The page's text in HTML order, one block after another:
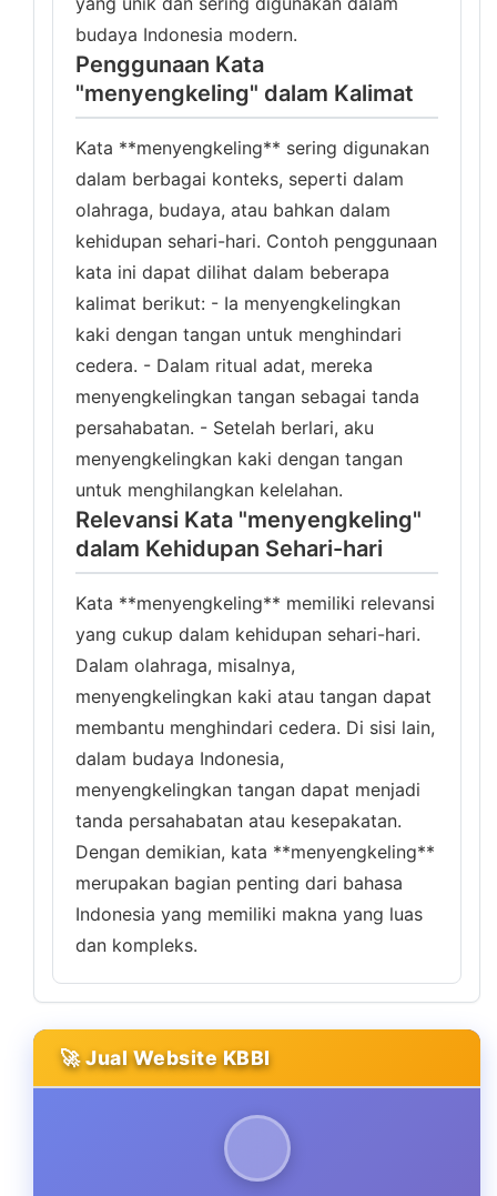
budaya Indonesia modern.
Penggunaan Kata
"menyengkeling" dalam Kalimat
Kata **menyengkeling** sering digunakan
dalam berbagai konteks, seperti dalam
olahraga, budaya, atau bahkan dalam
kehidupan sehari-hari. Contoh penggunaan
kata ini dapat dilihat dalam beberapa
kalimat berikut: - Ia menyengkelingkan
kaki dengan tangan untuk menghindari
cedera. - Dalam ritual adat, mereka
menyengkelingkan tangan sebagai tanda
persahabatan. - Setelah berlari, aku
menyengkelingkan kaki dengan tangan
untuk menghilangkan kelelahan.
Relevansi Kata "menyengkeling"
dalam Kehidupan Sehari-hari
Kata **menyengkeling** memiliki relevansi
yang cukup dalam kehidupan sehari-hari.
Dalam olahraga, misalnya,
menyengkelingkan kaki atau tangan dapat
membantu menghindari cedera. Di sisi lain,
dalam budaya Indonesia,
menyengkelingkan tangan dapat menjadi
tanda persahabatan atau kesepakatan.
Dengan demikian, kata **menyengkeling**
merupakan bagian penting dari bahasa
Indonesia yang memiliki makna yang luas
dan kompleks.
🚀 Jual Website KBBI